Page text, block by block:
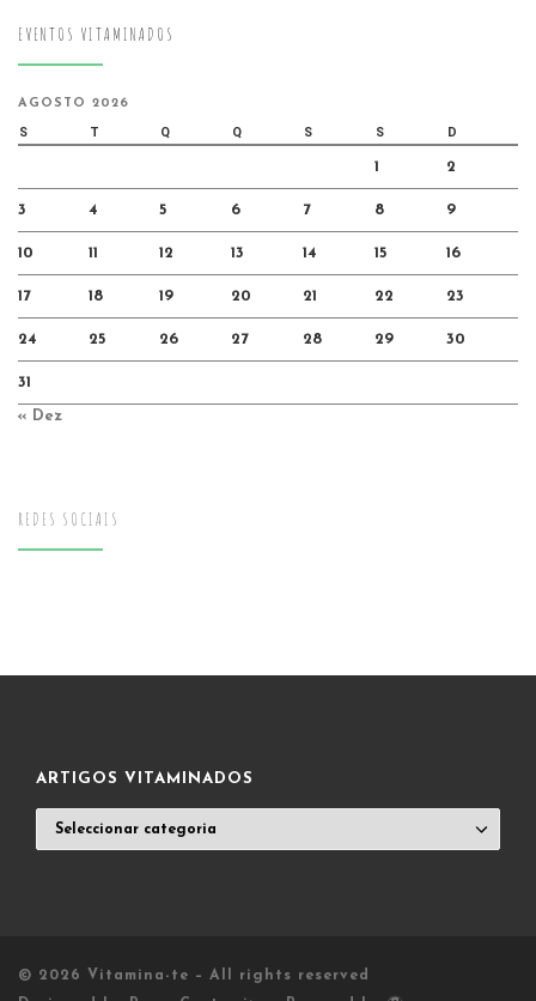
EVENTOS VITAMINADOS
AGOSTO 2026
S T Q Q S S D
1 2
3 4 5 6 7 8 9
10 11 12 13 14 15 16
17 18 19 20 21 22 23
24 25 26 27 28 29 30
31
« Dez
REDES SOCIAIS
ARTIGOS VITAMINADOS
VITAMINADOS
© 2026 Vitamina-te – All rights reserved